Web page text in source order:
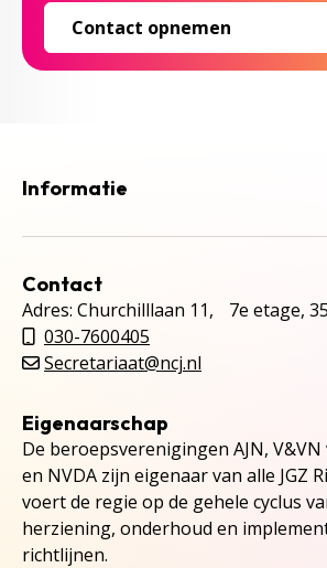
Contact opnemen
Informatie
Contact
Adres: Churchilllaan 11, 7e etage,
030-7600405
Secretariaat@ncj.nl
Eigenaarschap
De beroepsverenigingen AJN,
en NVDA zijn eigenaar van alle JGZ
voert de regie op de gehele cyclus
herziening, onderhoud en
richtlijnen.